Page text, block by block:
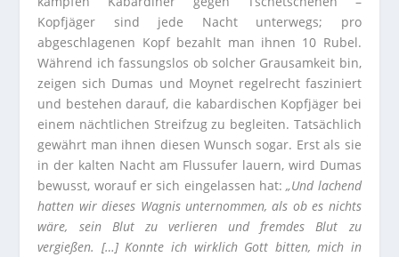
Kopfjäger sind jede Nacht unterwegs; pro
abgeschlagenen Kopf bezahlt man ihnen 10 Rubel.
Während ich fassungslos ob solcher Grausamkeit bin,
zeigen sich Dumas und Moynet regelrecht fasziniert
und bestehen darauf, die kabardischen Kopfjäger bei
einem nächtlichen Streifzug zu begleiten. Tatsächlich
gewährt man ihnen diesen Wunsch sogar. Erst als sie
in der kalten Nacht am Flussufer lauern, wird Dumas
bewusst, worauf er sich eingelassen hat:„Und lachend
hatten wir dieses Wagnis unternommen, als ob es nichts
wäre, sein Blut zu verlieren und fremdes Blut zu
vergießen. […] Konnte ich wirklich Gott bitten, mich in